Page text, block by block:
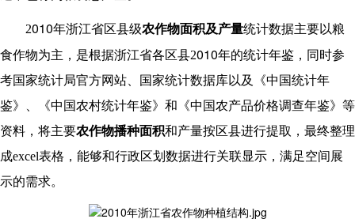
2010年浙江省区县级农作物面积及产量统计数据主要以粮
食作物为主，是根据浙江省各区县2010年的统计年鉴，同时参
考国家统计局官方网站、国家统计数据库以及《中国统计年
鉴》、《中国农村统计年鉴》和《中国农产品价格调查年鉴》等
资料，将主要农作物播种面积和产量按区县进行提取，最终整理
成excel表格，能够和行政区划数据进行关联显示，满足空间展
示的需求。